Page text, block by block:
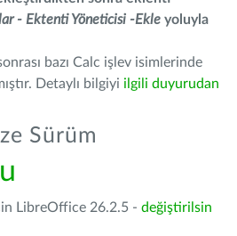
- Ektenti Yöneticisi -Ekle yoluyla
bazı Calc işlev isimlerinde
Detaylı bilgiyi ilgili duyurudan
Sürüm
LibreOffice 26.2.5 - değiştirilsin